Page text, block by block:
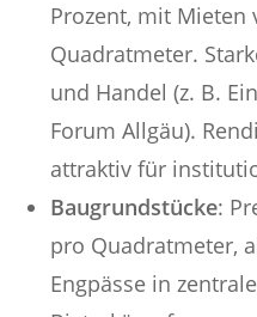
Prozent, mit Mieten
Quadratmeter.
und Handel (z. B.
Forum Allgäu).
attraktiv für
Baugrundstücke:
pro Quadratmeter,
Engpässe in